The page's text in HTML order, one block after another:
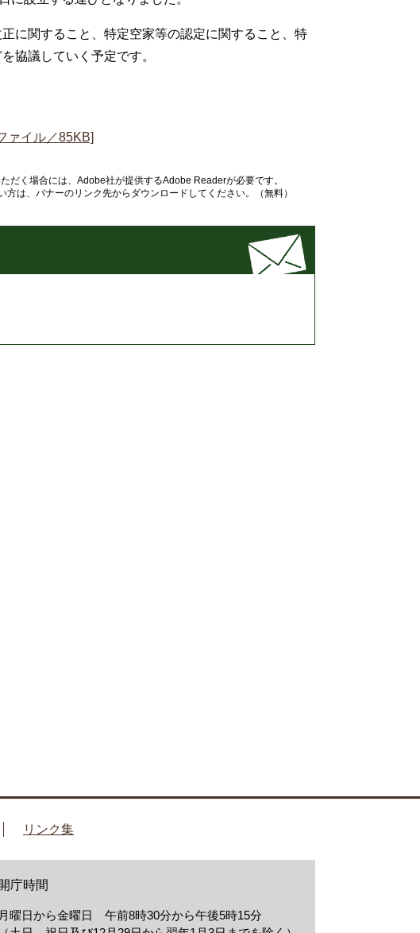
に関すること、特定空家等の認定に関すること、特
協議していく予定です。
ァイル／85KB]
だく場合には、Adobe社が提供するAdobe Readerが必要です。
は、バナーのリンク先からダウンロードしてください。（無料）
リンク集
開庁時間
月曜日から金曜日 午前8時30分から午後5時15分